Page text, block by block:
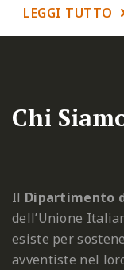
LEGGI TUTTO
Chi
Il Dipartimento
dell’Unione
esiste per
avventiste nel